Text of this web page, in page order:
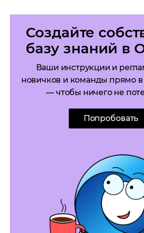
Создайте
базу знаний в
Ваши инструкции и
новичков и команды прямо в
— чтобы ничего не
Попробовать